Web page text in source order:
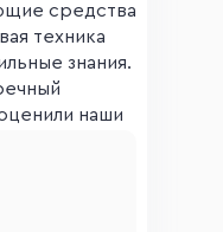
средства
техника
знания.
наши